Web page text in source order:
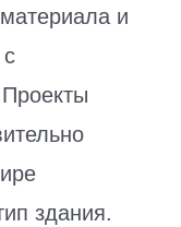
и
здания.